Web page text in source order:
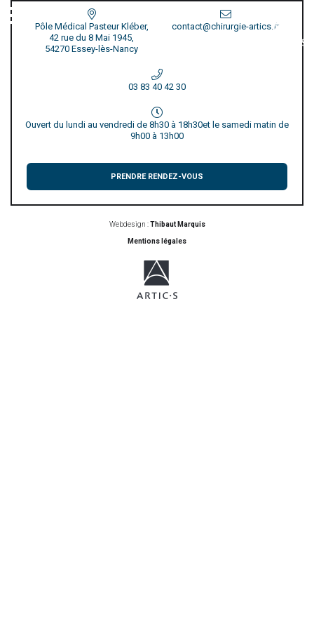
Pôle Médical Pasteur Kléber,
42 rue du 8 Mai 1945,
54270 Essey-lès-Nancy
contact@chirurgie-artics.fr
03 83 40 42 30
Ouvert du lundi au vendredi de 8h30 à 18h30et le samedi matin de
9h00 à 13h00
PRENDRE RENDEZ-VOUS
Webdesign :Thibaut Marquis
Mentions légales